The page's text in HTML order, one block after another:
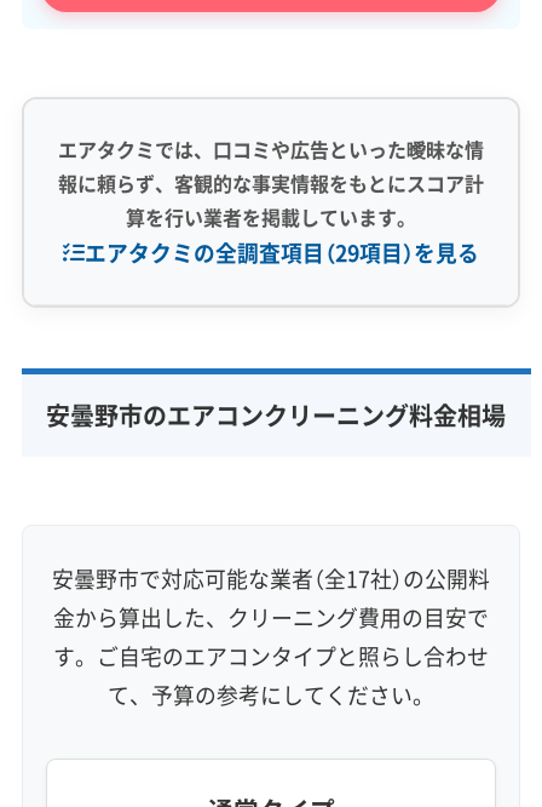
エアタクミでは、口コミや広告といった曖昧な情
報に頼らず、客観的な事実情報をもとにスコア計
算を行い業者を掲載しています。
エアタクミの全調査項目（29項目）を見る
完全分解洗浄 部分クリーニング
実績10年以上
保証付き アフターフォロー
女性スタッフ在籍
エコ洗剤使用
ハウスダスト除去
利便性・サービス (12)
当日予約可能
即日対応可能 24時間対応
土日祝日対応
防カビ・抗菌 消臭処理
安曇野市のエアコンクリーニング料金相場
安曇野市で対応可能な業者（全17社）の公開料
金から算出した、クリーニング費用の目安で
す。ご自宅のエアコンタイプと照らし合わせ
て、予算の参考にしてください。